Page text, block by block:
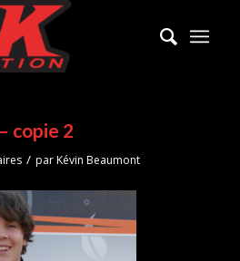
copie 2
/ parKévin Beaumont